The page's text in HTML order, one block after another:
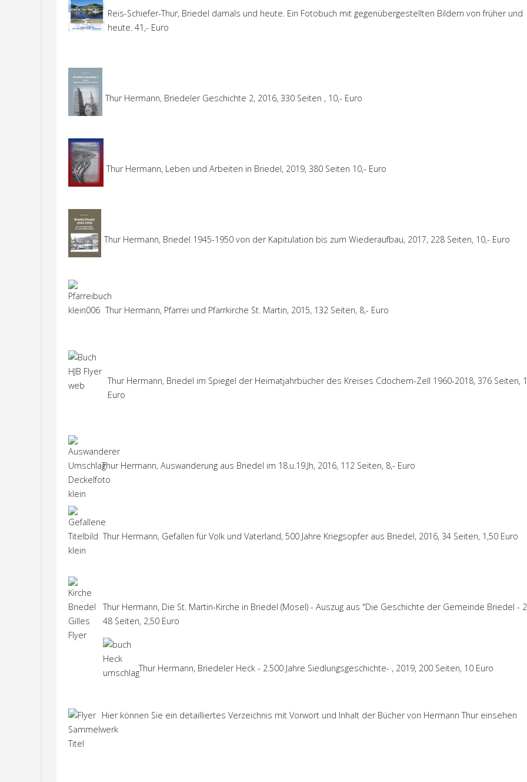
Reis-Schiefer-Thur, Briedel damals und heute. Ein Fotobuch mit gegenübergestellten Bildern von früher und
heute. 41,- Euro
Thur Hermann, Briedeler Geschichte 2, 2016, 330 Seiten , 10,- Euro
Thur Hermann, Leben und Arbeiten in Briedel, 2019, 380 Seiten 10,- Euro
Thur Hermann, Briedel 1945-1950 von der Kapitulation bis zum Wiederaufbau, 2017, 228 Seiten, 10,- Euro
Thur Hermann, Pfarrei und Pfarrkirche St. Martin, 2015, 132 Seiten, 8,- Euro
Thur Hermann, Briedel im Spiegel der Heimatjahrbücher des Kreises Cdochem-Zell 1960-2018, 376 Seiten,
Euro
Thur Hermann, Auswanderung aus Briedel im 18.u.19.Jh, 2016, 112 Seiten, 8,- Euro
Thur Hermann, Gefallen für Volk und Vaterland, 500 Jahre Kriegsopfer aus Briedel, 2016, 34 Seiten, 1,50 Euro
Thur Hermann, Die St. Martin-Kirche in Briedel (Mosel) - Auszug aus "Die Geschichte der Gemeinde Briedel -
48 Seiten, 2,50 Euro
Thur Hermann, Briedeler Heck - 2.500 Jahre Siedlungsgeschichte- , 2019, 200 Seiten, 10 Euro
Hier können Sie ein detailliertes Verzeichnis mit Vorwort und Inhalt der Bücher von Hermann Thur einsehen